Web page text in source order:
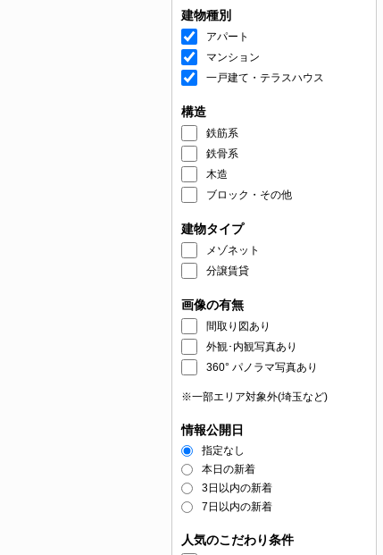
建物種別
アパート
マンション
一戸建て・テラスハウス
構造
鉄筋系
鉄骨系
木造
ブロック・その他
建物タイプ
メゾネット
分譲賃貸
画像の有無
間取り図あり
外観･内観写真あり
360° パノラマ写真あり
※一部エリア対象外(埼玉など)
情報公開日
指定なし
本日の新着
3日以内の新着
7日以内の新着
人気のこだわり条件